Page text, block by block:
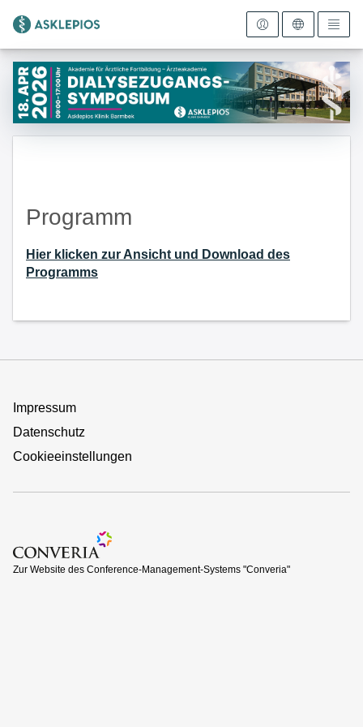
Zur Startseite
Programm
Hier klicken zur Ansicht und Download des
Programms
Impressum
Datenschutz
Cookieeinstellungen
Zur Website des Conference-Management-Systems
Zur Website des Conference-Management-Systems "Converia"